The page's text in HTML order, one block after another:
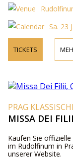
Sa. 23
TICKETS
PRAG
MISSA DEI
Kaufen Sie
im Rudolfinum in
unserer Website.